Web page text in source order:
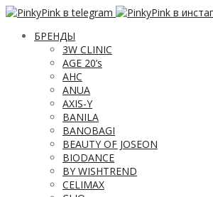
БРЕНДЫ
3W CLINIC
AGE 20’s
AHC
ANUA
AXIS-Y
BANILA
BANOBAGI
BEAUTY OF JOSEON
BIODANCE
BY WISHTREND
CELIMAX